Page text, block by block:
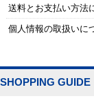
送料とお支払い方法
個人情報の取扱いに
SHOPPING GUIDE